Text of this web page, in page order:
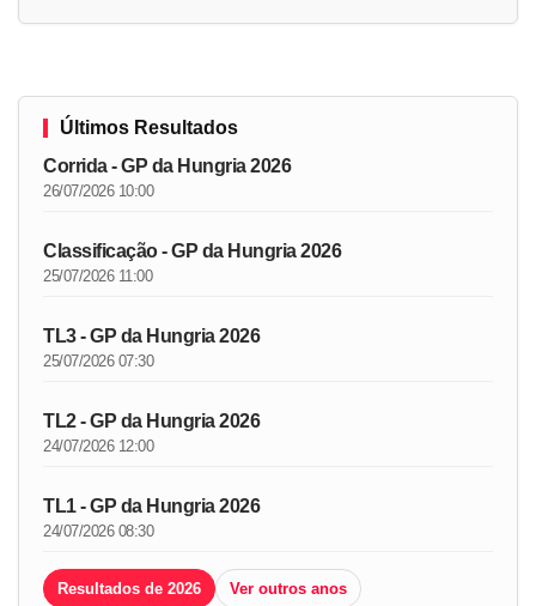
Últimos Resultados
Corrida - GP da Hungria 2026
26/07/2026 10:00
Classificação - GP da Hungria 2026
25/07/2026 11:00
TL3 - GP da Hungria 2026
25/07/2026 07:30
TL2 - GP da Hungria 2026
24/07/2026 12:00
TL1 - GP da Hungria 2026
24/07/2026 08:30
Resultados de 2026 Ver outros anos